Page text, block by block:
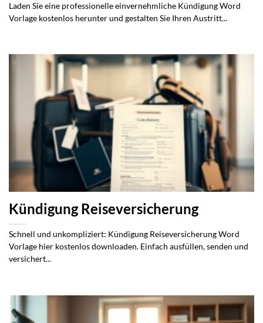
Laden Sie eine professionelle einvernehmliche Kündigung Word
Vorlage kostenlos herunter und gestalten Sie Ihren Austritt...
Kündigung Reiseversicherung
Schnell und unkompliziert: Kündigung Reiseversicherung Word
Vorlage hier kostenlos downloaden. Einfach ausfüllen, senden und
versichert...